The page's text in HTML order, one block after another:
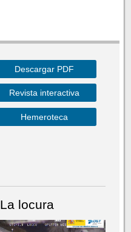
Descargar PDF
Revista interactiva
Hemeroteca
La locura